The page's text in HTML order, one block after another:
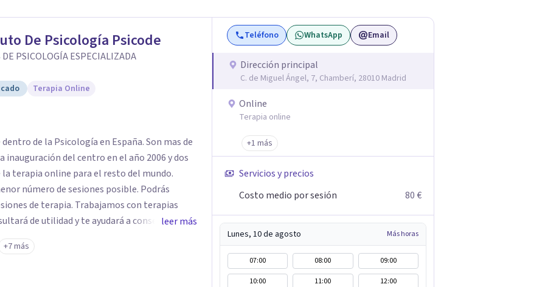
De Psicología Psicode
DE PSICOLOGÍA ESPECIALIZADA
Terapia Online
de la Psicología en España. Son mas de
inauguración del centro en el año 2006 y dos
la terapia online para el resto del mundo.
número de sesiones posible. Podrás
de terapia. Trabajamos con terapias
de utilidad y te ayudará a conseguir tus
destaca la terapia de pareja y sexual, así
obsesiones, ansiedad , estrés,
leer más
+7 más
Teléfono WhatsApp Email
Dirección principal
C. de Miguel Ángel, 7, Chamberí, 28010 Madrid
Online
Terapia online
+1 más
Servicios y precios
Costo medio por sesión
80 €
Lunes, 10 de agosto Más horas
07:00 08:00
09:00
10:00
11:00 12:00